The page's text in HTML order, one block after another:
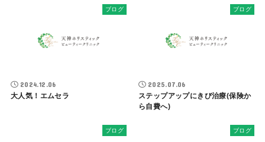
ブログ
2024.12.06
大人気！エムセラ
ブログ
2025.07.06
ステップアップにきび治療(保険か
ら自費へ)
ブログ ブログ